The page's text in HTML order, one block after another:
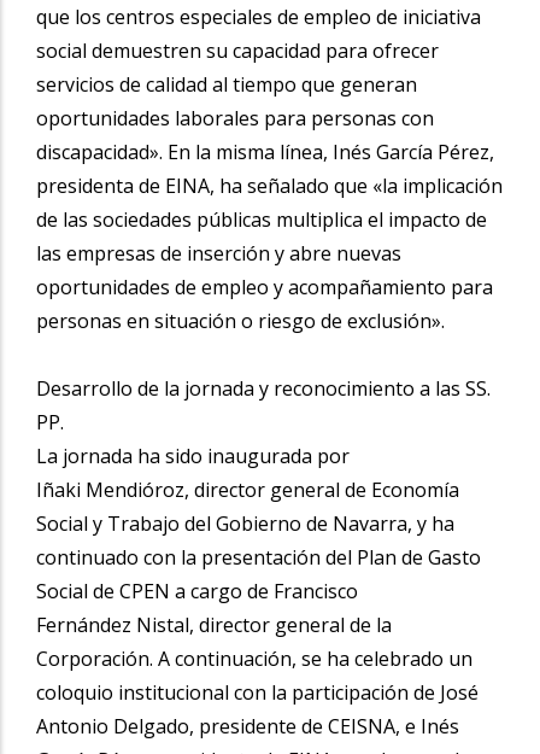
que los centros especiales de empleo de iniciativa
social demuestren su capacidad para ofrecer
servicios de calidad al tiempo que generan
oportunidades laborales para personas con
discapacidad». En la misma línea, Inés García Pérez,
presidenta de EINA, ha señalado que «la implicación
de las sociedades públicas multiplica el impacto de
las empresas de inserción y abre nuevas
oportunidades de empleo y acompañamiento para
personas en situación o riesgo de exclusión».
Desarrollo de la jornada y reconocimiento a las SS.
PP.
La jornada ha sido inaugurada por
Iñaki Mendióroz, director general de Economía
Social y Trabajo del Gobierno de Navarra, y ha
continuado con la presentación del Plan de Gasto
Social de CPEN a cargo de Francisco
Fernández Nistal, director general de la
Corporación. A continuación, se ha celebrado un
coloquio institucional con la participación de José
Antonio Delgado, presidente de CEISNA, e Inés